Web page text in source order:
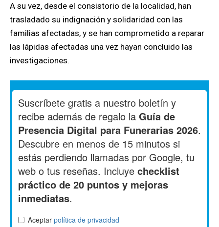
A su vez, desde el consistorio de la localidad, han
trasladado su indignación y solidaridad con las
familias afectadas, y se han comprometido a reparar
las lápidas afectadas una vez hayan concluido las
investigaciones.